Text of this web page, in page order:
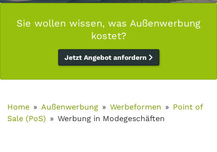
Sie wollen wissen, was Außenwerbung
kostet?
Jetzt Angebot anfordern
Home Außenwerbung Werbeformen
Point of
Sale (PoS)
Werbung in Modegeschäften